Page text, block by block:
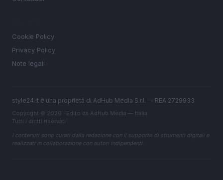
Cookie Policy
Privacy Policy
Note legali
style24.it è una proprietà di AdHub Media S.r.l. — REA 2729933
Copyright © 2026 · Edito da AdHub Media — Italia
Tutti i diritti riservati
I contenuti sono curati dalla redazione con il supporto di strumenti digitali e
realizzati in collaborazione con autori indipendenti.